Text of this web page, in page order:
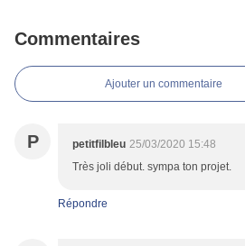
Commentaires
Ajouter un commentaire
P petitfilbleu 25/03/2020 15:48
Très joli début. sympa ton projet.
Répondre